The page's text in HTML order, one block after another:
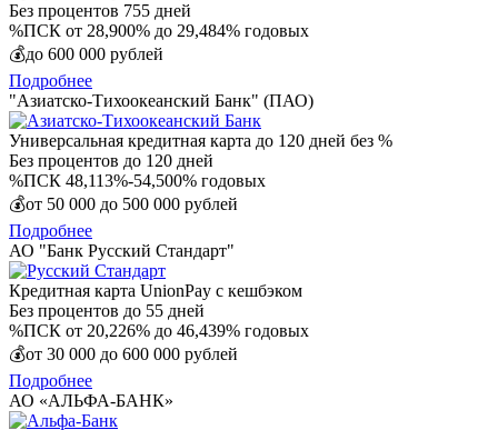
Без процентов 755 дней
%ПСК от 28,900% до 29,484% годовых
💰до 600 000 рублей
Подробнее
"Азиатско-Тихоокеанский Банк" (ПАО)
Универсальная кредитная карта до 120 дней без %
Без процентов до 120 дней
%ПСК 48,113%-54,500% годовых
💰от 50 000 до 500 000 рублей
Подробнее
АО "Банк Русский Стандарт"
Кредитная карта UnionPay с кешбэком
Без процентов до 55 дней
%ПСК от 20,226% до 46,439% годовых
💰от 30 000 до 600 000 рублей
Подробнее
АО «АЛЬФА-БАНК»